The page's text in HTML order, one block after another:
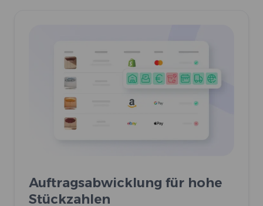
Auftragsabwicklung für hohe
Stückzahlen